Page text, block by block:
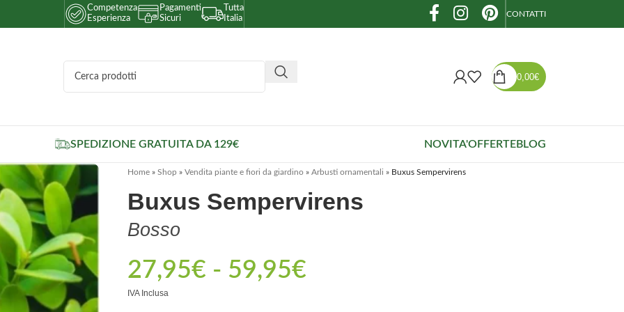
Competenza
Esperienza
Pagamenti
Sicuri
Tutta
Italia
CONTATTI
0,00€
SPEDIZIONE GRATUITA DA 129€ NOVITA'OFFERTEBLOG
Home » Shop » Vendita piante e fiori da giardino » Arbusti ornamentali » Buxus Sempervirens
Buxus Sempervirens
Bosso
27,95€ - 59,95€
IVA Inclusa